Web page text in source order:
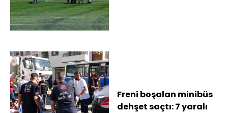
Freni boşalan minibüs
dehşet saçtı: 7 yaralı